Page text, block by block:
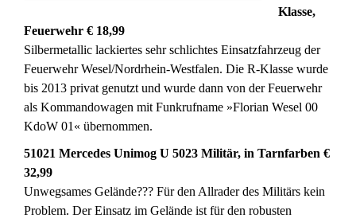
Klasse,
Feuerwehr € 18,99
Silbermetallic lackiertes sehr schlichtes Einsatzfahrzeug der
Feuerwehr Wesel/Nordrhein-Westfalen. Die R-Klasse wurde
bis 2013 privat genutzt und wurde dann von der Feuerwehr
als Kommandowagen mit Funkrufname »Florian Wesel 00
KdoW 01« übernommen.
51021 Mercedes Unimog U 5023 Militär, in Tarnfarben €
32,99
Unwegsames Gelände??? Für den Allrader des Militärs kein
Problem. Der Einsatz im Gelände ist für den robusten